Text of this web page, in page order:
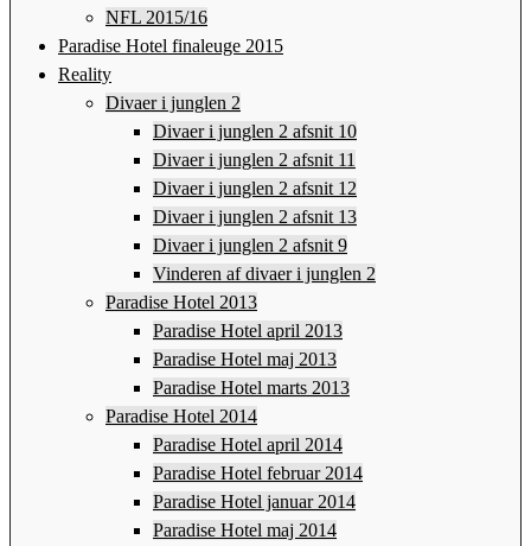
NFL 2015/16
Paradise Hotel finaleuge 2015
Reality
Divaer i junglen 2
Divaer i junglen 2 afsnit 10
Divaer i junglen 2 afsnit 11
Divaer i junglen 2 afsnit 12
Divaer i junglen 2 afsnit 13
Divaer i junglen 2 afsnit 9
Vinderen af divaer i junglen 2
Paradise Hotel 2013
Paradise Hotel april 2013
Paradise Hotel maj 2013
Paradise Hotel marts 2013
Paradise Hotel 2014
Paradise Hotel april 2014
Paradise Hotel februar 2014
Paradise Hotel januar 2014
Paradise Hotel maj 2014